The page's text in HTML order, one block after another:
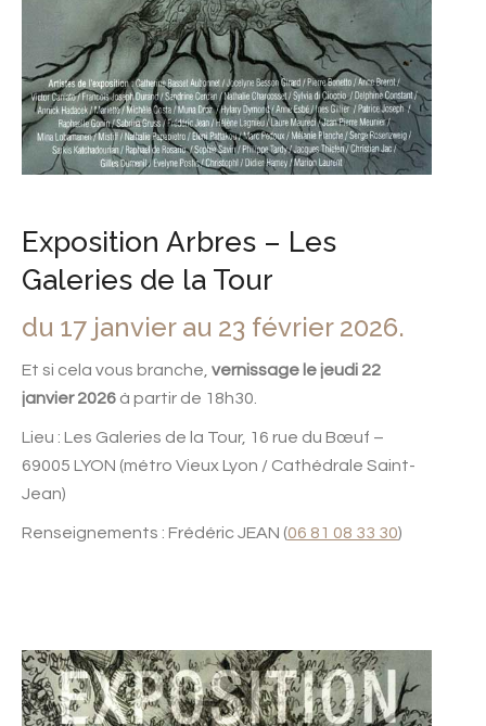
Exposition Arbres – Les
Galeries de la Tour
du 17 janvier au 23 février 2026.
Et si cela vous branche, vernissage le jeudi 22
janvier 2026 à partir de 18h30.
Lieu : Les Galeries de la Tour, 16 rue du Bœuf –
69005 LYON (métro Vieux Lyon / Cathédrale Saint-
Jean)
Renseignements : Frédéric JEAN (06 81 08 33 30)